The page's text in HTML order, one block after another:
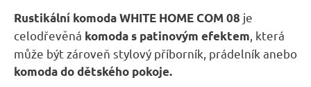
hvězdiček.
Rustikální komoda WHITE HOME COM 08 je
celodřevěná komoda s patinovým efektem , která
může být zároveň stylový příborník, prádelník anebo
komoda do dětského pokoje.
HLEDAT